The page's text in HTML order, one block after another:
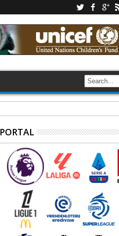
PORTAL